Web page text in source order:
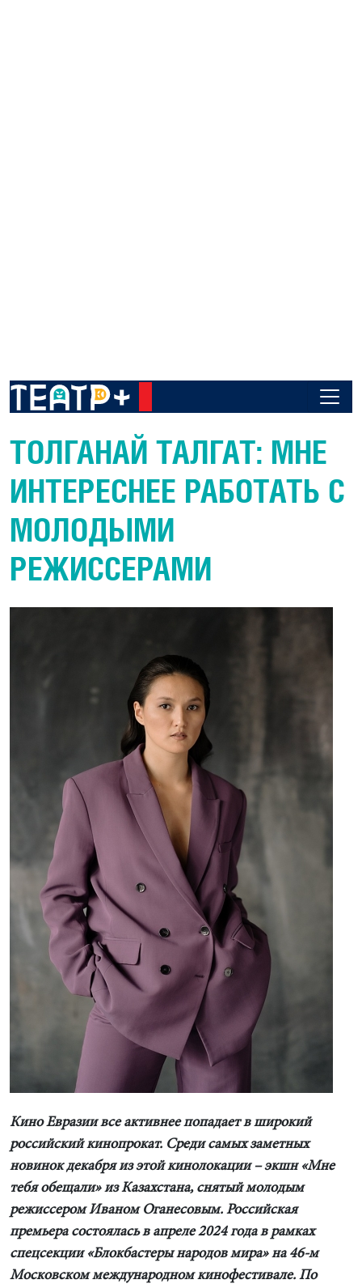
ТОЛГАНАЙ ТАЛГАТ: МНЕ
ИНТЕРЕСНЕЕ РАБОТАТЬ С
МОЛОДЫМИ
РЕЖИССЕРАМИ
Кино Евразии все активнее попадает в широкий
российский кинопрокат. Среди самых заметных
новинок декабря из этой кинолокации – экшн «Мне
тебя обещали» из Казахстана, снятый молодым
режиссером Иваном Оганесовым. Российская
премьера состоялась в апреле 2024 года в рамках
спецсекции «Блокбастеры народов мира» на 46-м
Московском международном кинофестивале. По